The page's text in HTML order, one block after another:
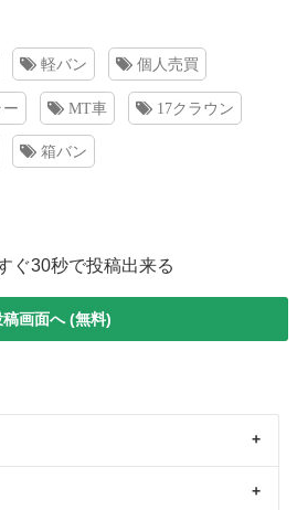
軽バン 個人売買
ー MT車 17クラウン
箱バン
ぐ30秒で投稿出来る
稿画面へ (無料)